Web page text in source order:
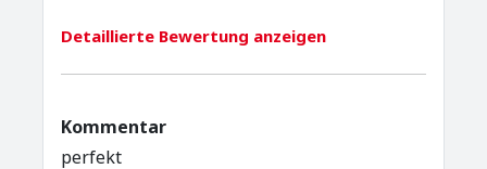
Detaillierte Bewertung anzeigen
Kommentar
perfekt